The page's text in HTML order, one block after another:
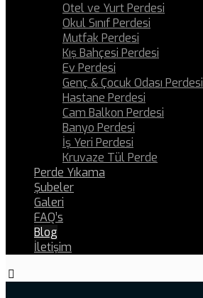
Otel ve Yurt Perdesi
Okul Sınıf Perdesi
Mutfak Perdesi
Kış Bahçesi Perdesi
Ev Perdesi
Genç & Çocuk Odası Perdesi
Hastane Perdesi
Cam Balkon Perdesi
Banyo Perdesi
İş Yeri Perdesi
Kruvaze Tül Perde
Perde Yıkama
Şubeler
Galeri
FAQ’s
Blog
İletişim